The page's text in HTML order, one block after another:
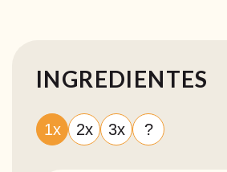
INGREDIENTES
1x 2x 3x ?